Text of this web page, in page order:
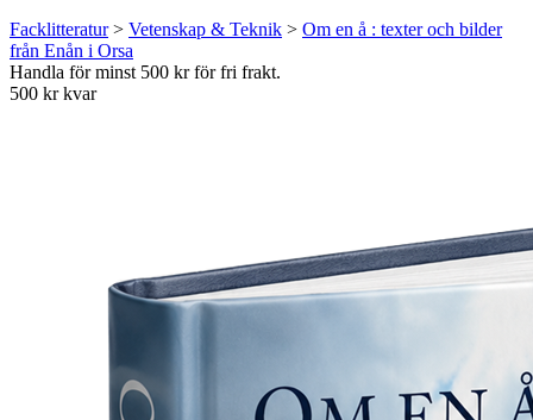
Facklitteratur> Vetenskap & Teknik > Om en å : texter och bilder
från Enån i Orsa
Handla för minst 500 kr för fri frakt.
500 kr kvar